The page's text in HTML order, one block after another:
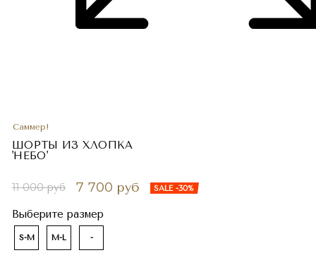
Саммер!
ШОРТЫ ИЗ ХЛОПКА
'НЕБО'
11 000 руб 7 700 руб SALE -30%
Выберите размер
S-M M-L -